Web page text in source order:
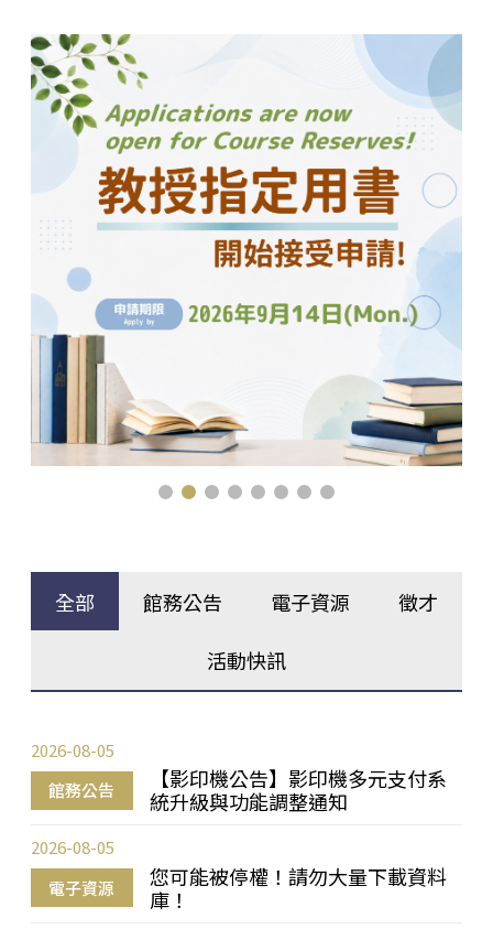
全部 館務公告 電子資源 徵才
活動快訊
館務公告
【影印機公告】影印機多元支付系
統升級與功能調整通知
2026-08-05
電子資源
您可能被停權！請勿大量下載資料
庫！
2026-08-05